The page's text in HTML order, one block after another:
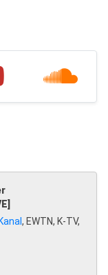
, EWTN, K-TV,